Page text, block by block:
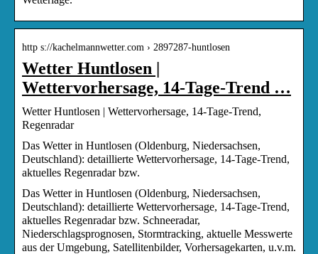
http s://kachelmannwetter.com › 2897287-huntlosen
Wetter Huntlosen |
Wettervorhersage, 14-Tage-Trend …
Wetter Huntlosen | Wettervorhersage, 14-Tage-Trend,
Regenradar
Das Wetter in Huntlosen (Oldenburg, Niedersachsen,
Deutschland): detaillierte Wettervorhersage, 14-Tage-Trend,
aktuelles Regenradar bzw.
Das Wetter in Huntlosen (Oldenburg, Niedersachsen,
Deutschland): detaillierte Wettervorhersage, 14-Tage-Trend,
aktuelles Regenradar bzw. Schneeradar,
Niederschlagsprognosen, Stormtracking, aktuelle Messwerte
aus der Umgebung, Satellitenbilder, Vorhersagekarten, u.v.m.